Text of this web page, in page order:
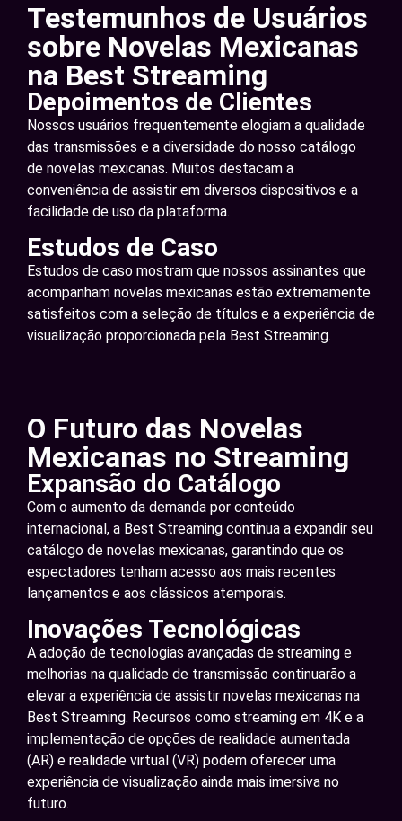
Testemunhos de Usuários
sobre Novelas Mexicanas
na Best Streaming
Depoimentos de Clientes
Nossos usuários frequentemente elogiam a qualidade
das transmissões e a diversidade do nosso catálogo
de novelas mexicanas. Muitos destacam a
conveniência de assistir em diversos dispositivos e a
facilidade de uso da plataforma.
Estudos de Caso
Estudos de caso mostram que nossos assinantes que
acompanham novelas mexicanas estão extremamente
satisfeitos com a seleção de títulos e a experiência de
visualização proporcionada pela Best Streaming.
O Futuro das Novelas
Mexicanas no Streaming
Expansão do Catálogo
Com o aumento da demanda por conteúdo
internacional, a Best Streaming continua a expandir seu
catálogo de novelas mexicanas, garantindo que os
espectadores tenham acesso aos mais recentes
lançamentos e aos clássicos atemporais.
Inovações Tecnológicas
A adoção de tecnologias avançadas de streaming e
melhorias na qualidade de transmissão continuarão a
elevar a experiência de assistir novelas mexicanas na
Best Streaming. Recursos como streaming em 4K e a
implementação de opções de realidade aumentada
(AR) e realidade virtual (VR) podem oferecer uma
experiência de visualização ainda mais imersiva no
futuro.